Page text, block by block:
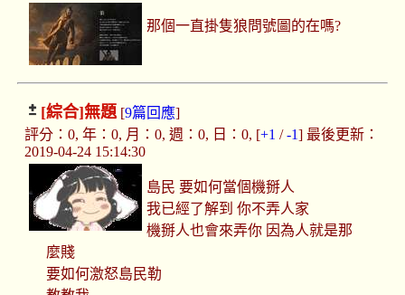
那個一直掛隻狼問號圖的在嗎?
[綜合]無題[9篇回應]
評分：0, 年：0, 月：0, 週：0, 日：0, [+1 /-1] 最後更新：
2019-04-24 15:14:30
島民 要如何當個機掰人
我已經了解到 你不弄人家
機掰人也會來弄你 因為人就是那
麼賤
要如何激怒島民勒